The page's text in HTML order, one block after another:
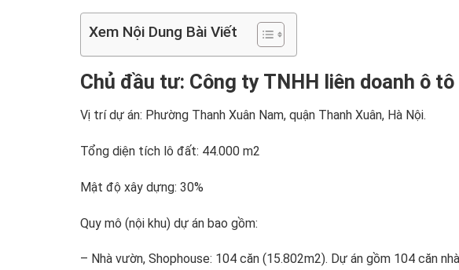
Xem Nội Dung Bài Viết
Chủ đầu tư: Công ty TNHH liên doanh ô
Vị trí dự án: Phường Thanh Xuân Nam, quận Thanh Xuân, Hà Nội.
Tổng diện tích lô đất: 44.000 m2
Mật độ xây dựng: 30%
Quy mô (nội khu) dự án bao gồm:
– Nhà vườn, Shophouse: 104 căn (15.802m2). Dự án gồm 104 căn